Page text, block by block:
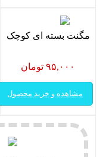
مگنت بسته ای کوچک
۹۵,۰۰۰ تومان
مشاهده و خرید محصول